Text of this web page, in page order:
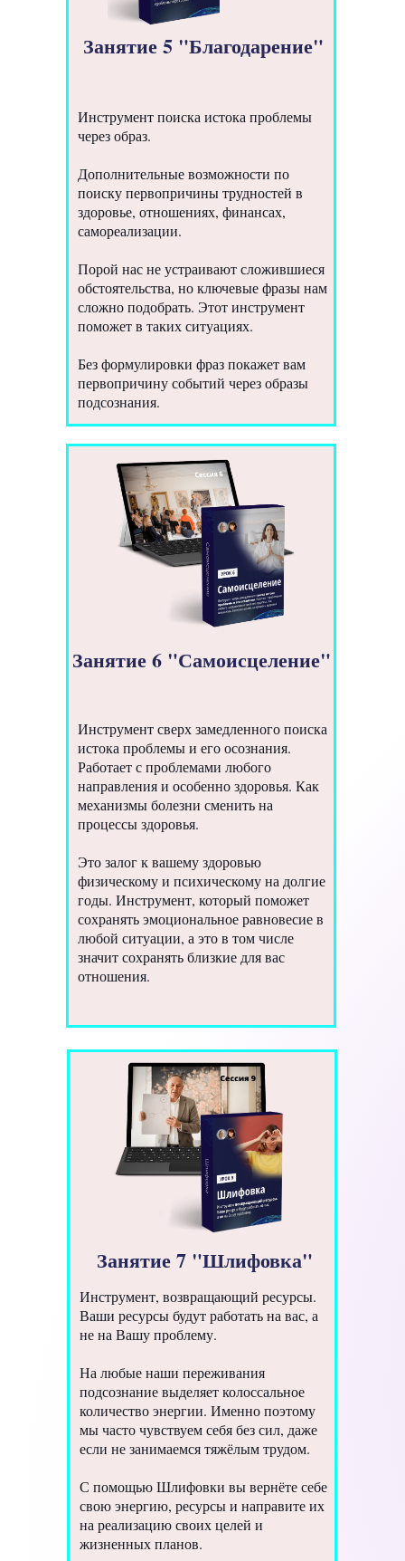
Занятие 5 "Благодарение"
Инструмент поиска истока проблемы
через образ.
Дополнительные возможности по
поиску первопричины трудностей в
здоровье, отношениях, финансах,
самореализации.
Порой нас не устраивают сложившиеся
обстоятельства, но ключевые фразы нам
сложно подобрать. Этот инструмент
поможет в таких ситуациях.
Без формулировки фраз покажет вам
первопричину событий через образы
подсознания.
Занятие 6 "Самоисцеление"
Инструмент сверх замедленного поиска
истока проблемы и его осознания.
Работает с проблемами любого
направления и особенно здоровья. Как
механизмы болезни сменить на
процессы здоровья.
Это залог к вашему здоровью
физическому и психическому на долгие
годы. Инструмент, который поможет
сохранять эмоциональное равновесие в
любой ситуации, а это в том числе
значит сохранять близкие для вас
отношения.
Занятие 7 "Шлифовка"
Инструмент, возвращающий ресурсы.
Ваши ресурсы будут работать на вас, а
не на Вашу проблему.
На любые наши переживания
подсознание выделяет колоссальное
количество энергии. Именно поэтому
мы часто чувствуем себя без сил, даже
если не занимаемся тяжёлым трудом.
С помощью Шлифовки вы вернёте себе
свою энергию, ресурсы и направите их
на реализацию своих целей и
жизненных планов.